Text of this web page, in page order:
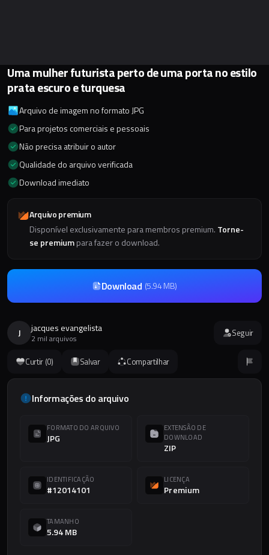
Curtir (0) Salvar Compartilhar
Informações do arquivo
FORMATO DO ARQUIVO
JPG
EXTENSÃO DE
DOWNLOAD
ZIP
IDENTIFICAÇÃO
#12014101
LICENÇA
Premium
TAMANHO
5.94 MB
Uma mulher futurista perto de uma porta no estilo
prata escuro e turquesa
Arquivo de imagem no formato JPG
Para projetos comerciais e pessoais
Não precisa atribuir o autor
Qualidade do arquivo verificada
Download imediato
Arquivo premium
Disponível exclusivamente para membros premium. Torne-
se premiumpara fazer o download.
Download (5.94 MB)
J jacques evangelista
2 mil arquivos Seguir